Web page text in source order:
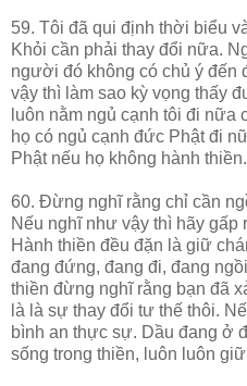
59. Tôi đã qui định thời biểu
Khỏi cần phải thay đổi nữa.
người đó không có chủ ý
vậy thì làm sao kỳ vọng thấy
luôn nằm ngủ cạnh tôi đi nữa
họ có ngủ cạnh đức Phật đi
Phật nếu họ không hành thiền.
60. Đừng nghĩ rằng chỉ cần
Nếu nghĩ như vậy thì hãy
Hành thiền đều đặn là giữ
đang đứng, đang đi, đang
thiền đừng nghĩ rằng bạn đã
là là sự thay đổi tư thế thôi.
bình an thực sự. Dầu đang ở
sống trong thiền, luôn luôn